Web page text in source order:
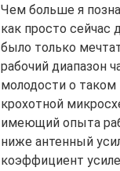
Чем больше я
как просто сейчас
было только
рабочий диапазон
молодости о таком
крохотной
имеющий опыта
ниже антенный
коэффициент